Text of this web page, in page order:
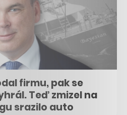
firmu, pak se
Teď zmizel na
srazilo auto